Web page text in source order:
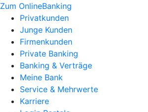
Zum OnlineBanking
Privatkunden
Junge Kunden
Firmenkunden
Private Banking
Banking & Verträge
Meine Bank
Service & Mehrwerte
Karriere